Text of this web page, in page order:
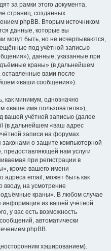
за рамки этого документа,
страниц, созданных
phpBB. Вторым источником
данные, которые вы
могут быть, но не исчерпываются,
под учётной записью
данные, указанные при
краны» (в дальнейшем
вами после
«ваши сообщения»).
как минимум, однозначно
«ваше имя пользователя»),
вашей учётной записью (далее
(в дальнейшем «ваш адрес
записи на форумах
о защите компьютерной
нам услуги
при регистрации в
кроме вашего имени
адреса email, может быть как
вводу, на усмотрение
краны». В любом случае
информация из вашей учётной
у вас есть возможность
автоматически
phpBB.
хэшированием).